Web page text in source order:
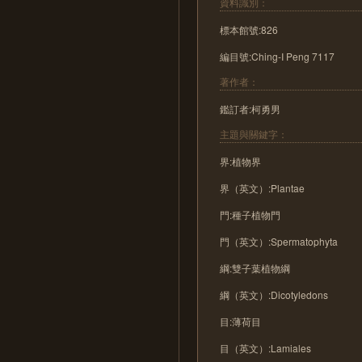
標本館號:826
編目號:Ching-I Peng 7117
著作者：
鑑訂者:柯勇男
主題與關鍵字：
界:植物界
界（英文）:Plantae
門:種子植物門
門（英文）:Spermatophyta
綱:雙子葉植物綱
綱（英文）:Dicotyledons
目:薄荷目
目（英文）:Lamiales